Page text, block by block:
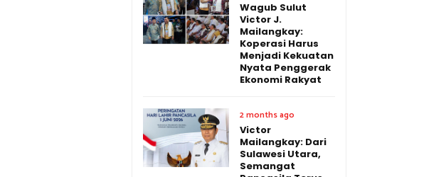
Wagub Sulut
Victor J.
Mailangkay:
Koperasi Harus
Menjadi Kekuatan
Nyata Penggerak
Ekonomi Rakyat
2 months ago
Victor
Mailangkay: Dari
Sulawesi Utara,
Semangat